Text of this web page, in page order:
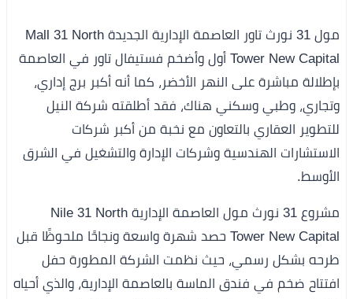
مول 31 نورث تاور العاصمة الإدارية الجديدة Mall 31 North
Tower New Capital أول وأضخم فستيفال تاور في العاصمة
بإطلالة مباشرة على النهر الأخضر، كما أنه أكبر برج إداري،
وتجاري، وطبي وسكني هناك، فقد أطلقته شركة النيل
للتطوير العقاري بالتعاون مع نخبة من أكبر شركات
الاستشارات الهندسية وشركات الإدارة والتشغيل في الشرق
الأوسط.
مشروع 31 نورث مول العاصمة الإدارية Nile 31 North
Tower New Capital حصد شهرة واسعة ونجاحًا ملحوظًا قبل
طرحه بشكل رسمي، حيث نظمت الشركة المطورة حفل
افتتاح ضخم في فندق الماسة بالعاصمة الإدارية، والذي أحياه